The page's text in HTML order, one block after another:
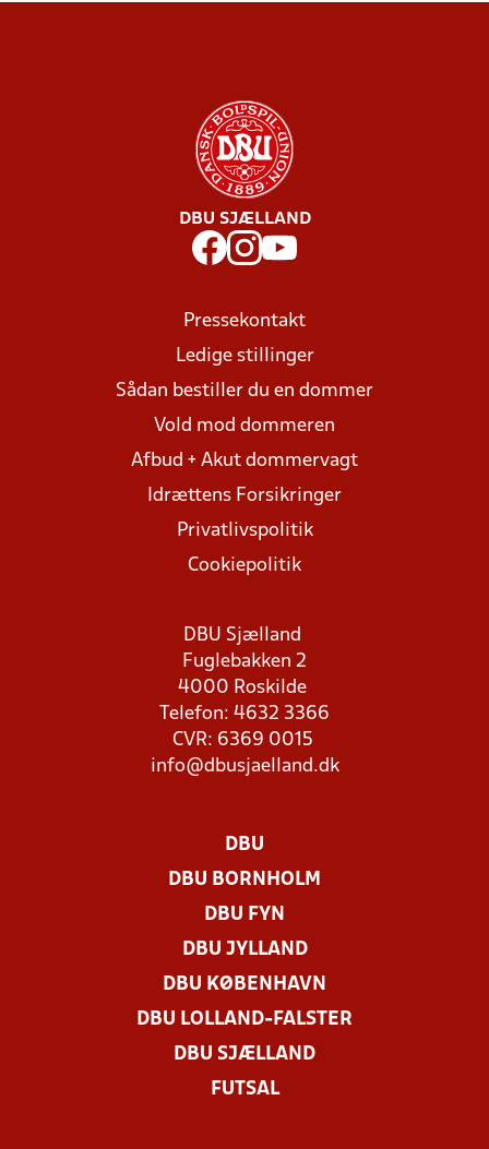
DBU SJÆLLAND
Pressekontakt
Ledige stillinger
Sådan bestiller du en dommer
Vold mod dommeren
Afbud + Akut dommervagt
Idrættens Forsikringer
Privatlivspolitik
Cookiepolitik
DBU Sjælland
Fuglebakken 2
4000 Roskilde
Telefon: 4632 3366
CVR: 6369 0015
info@dbusjaelland.dk
DBU
DBU BORNHOLM
DBU FYN
DBU JYLLAND
DBU KØBENHAVN
DBU LOLLAND-FALSTER
DBU SJÆLLAND
FUTSAL